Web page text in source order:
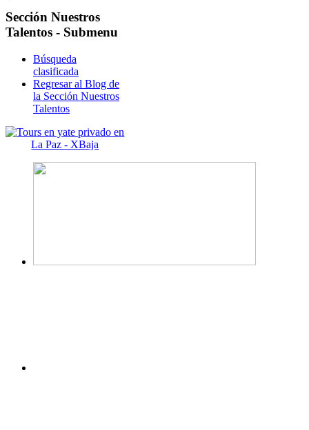
Sección Nuestros
Talentos - Submenu
Búsqueda
clasificada
Regresar al Blog de
la Sección Nuestros
Talentos